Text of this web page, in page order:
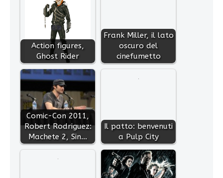
Action figures,
Ghost Rider
Frank Miller, il lato
oscuro del
cinefumetto
Comic-Con 2011,
Robert Rodriguez:
Machete 2, Sin…
Il patto: benvenuti
a Pulp City